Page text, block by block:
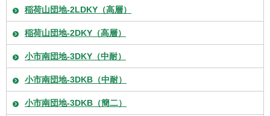
稲荷山団地-2LDKY（高層）
稲荷山団地-2DKY（高層）
小市南団地-3DKY（中耐）
小市南団地-3DKB（中耐）
小市南団地-3DKB（簡二）